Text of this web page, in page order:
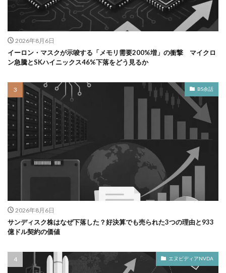
2026年8月6日
イーロン・マスクが示唆する「メモリ需要200%増」の衝撃 マイクロ
ン急騰とSKハイニックス46%下落をどう見るか
BS余話
2026年8月6日
サンディスク株はなぜ下落した？好決算でも売られた3つの理由と933
億ドル契約の価値
エヌビディアNVDA